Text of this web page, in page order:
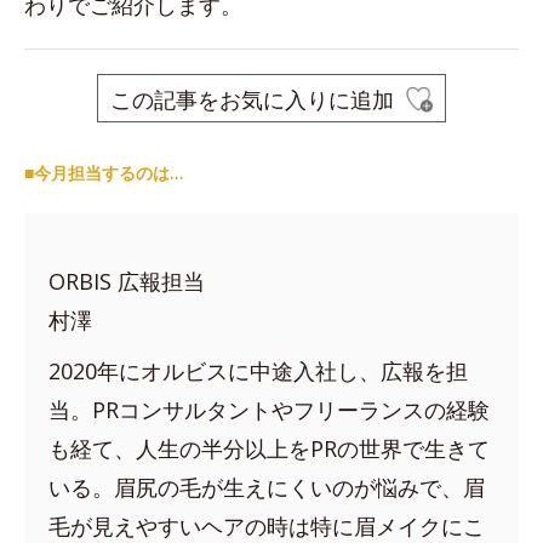
この記事をお気に入りに追加
■今月担当するのは…
ORBIS 広報担当
村澤
2020年にオルビスに中途入社し、広報を担
当。PRコンサルタントやフリーランスの経験
も経て、人生の半分以上をPRの世界で生きて
いる。眉尻の毛が生えにくいのが悩みで、眉
毛が見えやすいヘアの時は特に眉メイクにこ